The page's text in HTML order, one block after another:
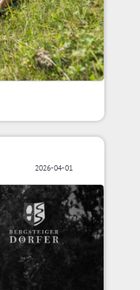
2026-04-01